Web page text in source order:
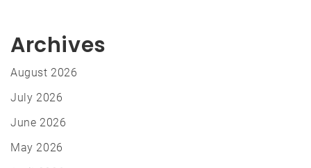
Archives
August 2026
July 2026
June 2026
May 2026